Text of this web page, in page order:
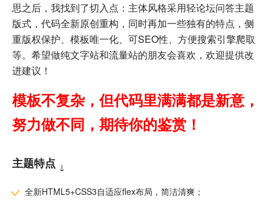
思之后，我找到了切入点：主体风格采用轻论坛问答主题
版式，代码全新原创重构，同时再加一些独有的特点，侧
重版权保护、模板唯一化、可SEO性、方便搜索引擎爬取
等。希望做纯文字站和流量站的朋友会喜欢，欢迎提供改
进建议！
模板不复杂，但代码里满满都是新意，
努力做不同，期待你的鉴赏！
主题特点 ↓
全新HTML5+CSS3自适应flex布局，简洁清爽；